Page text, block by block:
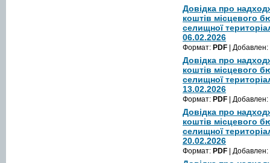
Довідка про
коштів місцевого
селищної
06.02.2026
Формат: PDF | Добавлен:
Довідка про
коштів місцевого
селищної
13.02.2026
Формат: PDF | Добавлен:
Довідка про
коштів місцевого
селищної
20.02.2026
Формат: PDF | Добавлен: